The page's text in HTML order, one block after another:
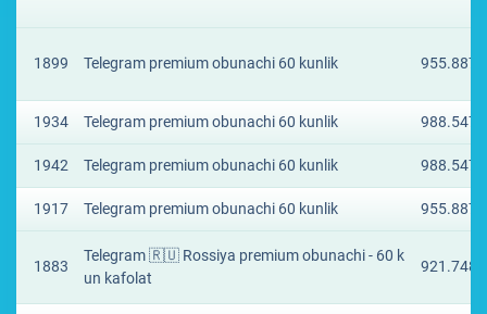
1899 Telegram premium obunachi 60 kunlik
1934 Telegram premium obunachi 60 kunlik
1942 Telegram premium obunachi 60 kunlik
1917 Telegram premium obunachi 60 kunlik
1883
Telegram 🇷🇺 Rossiya premium obunachi - 60 k
un kafolat